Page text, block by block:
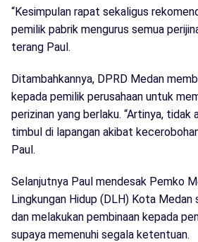
“Kesimpulan rapat sekaligus
pemilik pabrik mengurus semua
terang Paul.
Ditambahkannya, DPRD Medan
kepada pemilik perusahaan untuk
perizinan yang berlaku. “Artinya, tidak
timbul di lapangan akibat
Paul.
Selanjutnya Paul mendesak Pemko
Lingkungan Hidup (DLH) Kota Medan
dan melakukan pembinaan kepada
supaya memenuhi segala ketentuan.